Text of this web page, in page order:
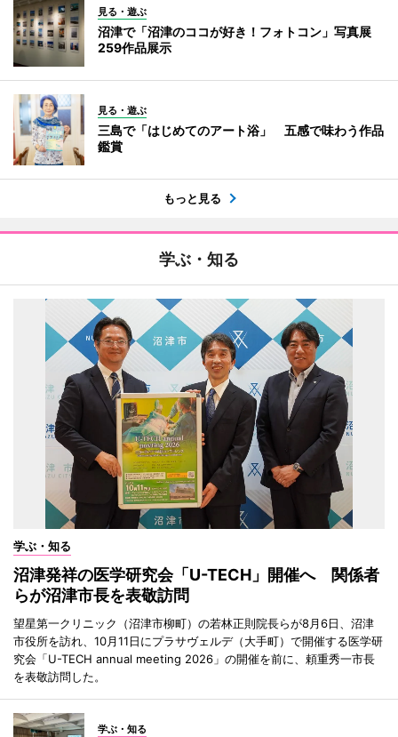
見る・遊ぶ
沼津で「沼津のココが好き！フォトコン」写真展
259作品展示
見る・遊ぶ
三島で「はじめてのアート浴」 五感で味わう作品
鑑賞
もっと見る
学ぶ・知る
学ぶ・知る
沼津発祥の医学研究会「U-TECH」開催へ 関係者
らが沼津市長を表敬訪問
望星第一クリニック（沼津市柳町）の若林正則院長らが8月6日、沼津
市役所を訪れ、10月11日にプラサヴェルデ（大手町）で開催する医学研
究会「U-TECH annual meeting 2026」の開催を前に、頼重秀一市長
を表敬訪問した。
学ぶ・知る